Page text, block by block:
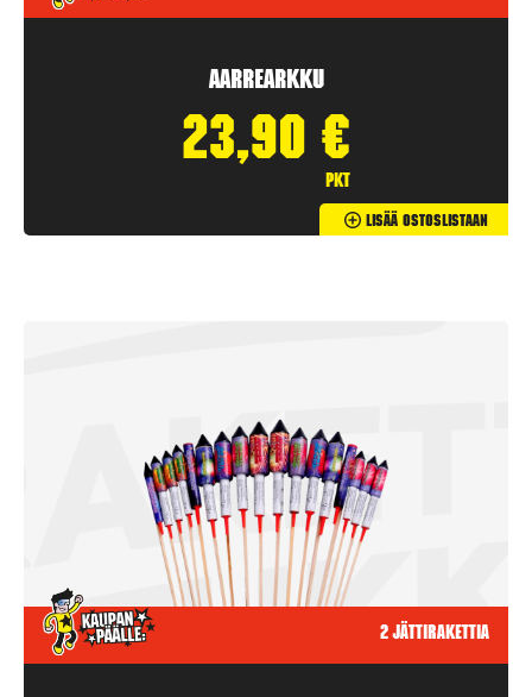
Aarrearkku
23,90 €
pkt
Lisää Ostoslistaan
2 jättirakettia